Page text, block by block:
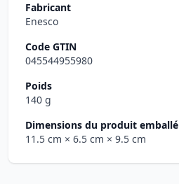
Fabricant
Enesco
Code GTIN
045544955980
Poids
140 g
Dimensions du produit emballé
11.5 cm × 6.5 cm × 9.5 cm